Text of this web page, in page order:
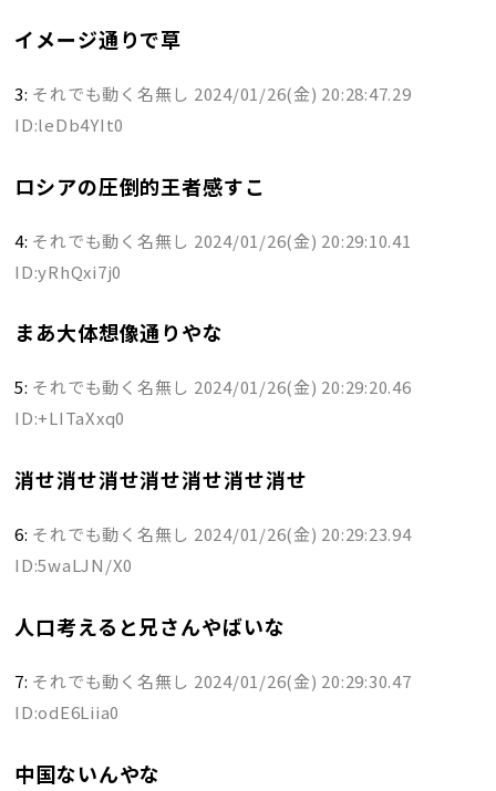
イメージ通りで草
3: それでも動く名無し 2024/01/26(金) 20:28:47.29
ID:leDb4YIt0
ロシアの圧倒的王者感すこ
4: それでも動く名無し 2024/01/26(金) 20:29:10.41
ID:yRhQxi7j0
まあ大体想像通りやな
5: それでも動く名無し 2024/01/26(金) 20:29:20.46
ID:+LITaXxq0
消せ消せ消せ消せ消せ消せ消せ
6: それでも動く名無し 2024/01/26(金) 20:29:23.94
ID:5waLJN/X0
人口考えると兄さんやばいな
7: それでも動く名無し 2024/01/26(金) 20:29:30.47
ID:odE6Liia0
中国ないんやな